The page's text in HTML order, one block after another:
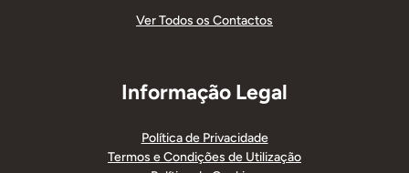
Ver Todos os Contactos
Informação Legal
Política de Privacidade
Termos e Condições de Utilização